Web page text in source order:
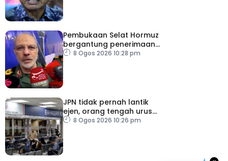
Pembukaan Selat Hormuz
bergantung penerimaan
AS – IRGC
8 Ogos 2026 10:28 pm
JPN tidak pernah lantik
ejen, orang tengah urus
dokumentasi
8 Ogos 2026 10:26 pm